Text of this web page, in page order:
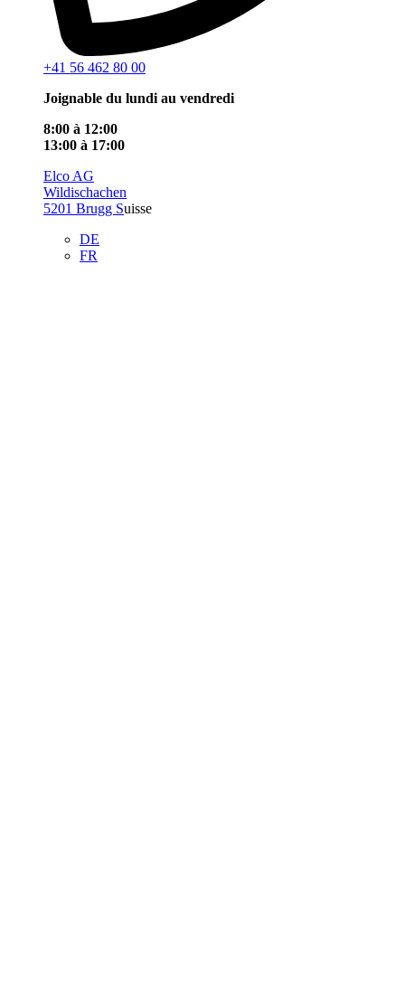
+41 56 462 80 00
Joignable du lundi au vendredi
8:00 à 12:00
13:00 à 17:00
Elco AG
Wildischachen
5201 Brugg Suisse
DE
FR